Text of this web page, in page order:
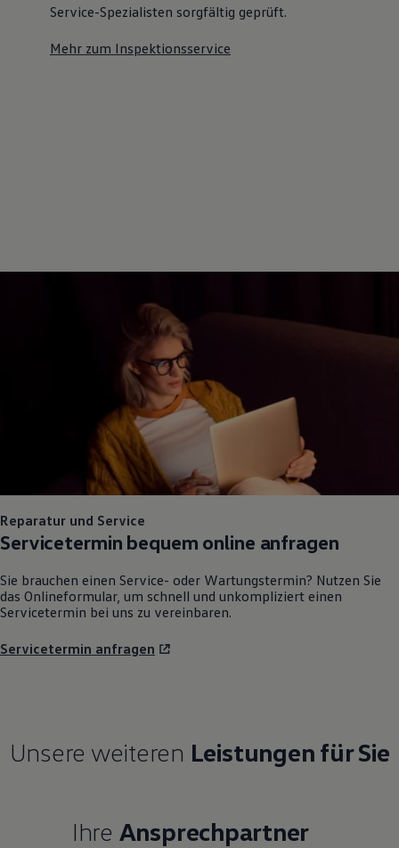
Service-Spezialisten sorgfältig geprüft.
Mehr zum Inspektionsservice
Reparatur und Service
Servicetermin bequem online anfragen
Sie brauchen einen Service- oder Wartungstermin? Nutzen Sie
das Onlineformular, um schnell und unkompliziert einen
Servicetermin bei uns zu vereinbaren.
Servicetermin anfragen
Unsere weiteren Leistungen für Sie
Ihre Ansprechpartner